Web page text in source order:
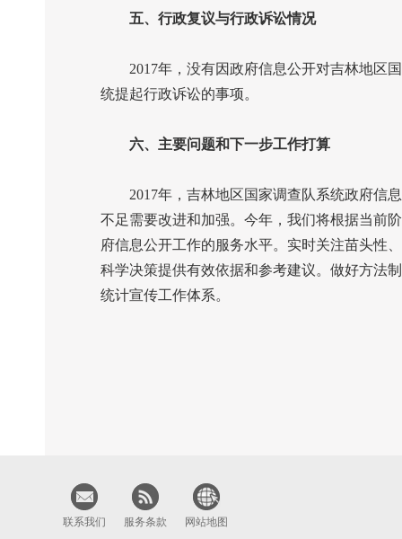
五、行政复议与行政诉讼情况
2017年，没有因政府信息公开对吉林地区
统提起行政诉讼的事项。
六、主要问题和下一步工作打算
2017年，吉林地区国家调查队系统政府信
不足需要改进和加强。今年，我们将根据当前
府信息公开工作的服务水平。实时关注苗头性
科学决策提供有效依据和参考建议。做好方法
统计宣传工作体系。
联系我们 服务条款 网站地图